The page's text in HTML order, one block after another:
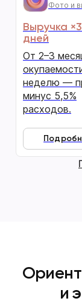
Фото и
Выручка
дней
От 2–3
неделю —
минус 5,5%
расходов.
и